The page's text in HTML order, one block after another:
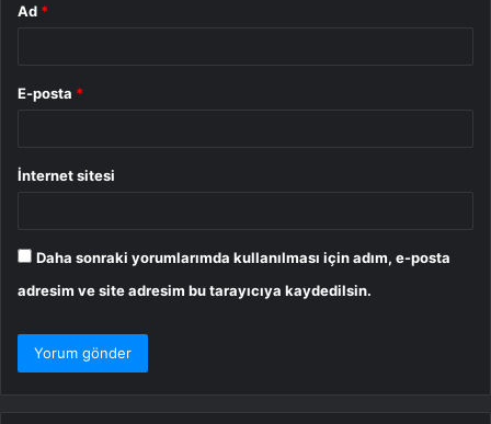
Ad *
E-posta *
İnternet sitesi
Daha sonraki yorumlarımda kullanılması için adım, e-posta
adresim ve site adresim bu tarayıcıya kaydedilsin.